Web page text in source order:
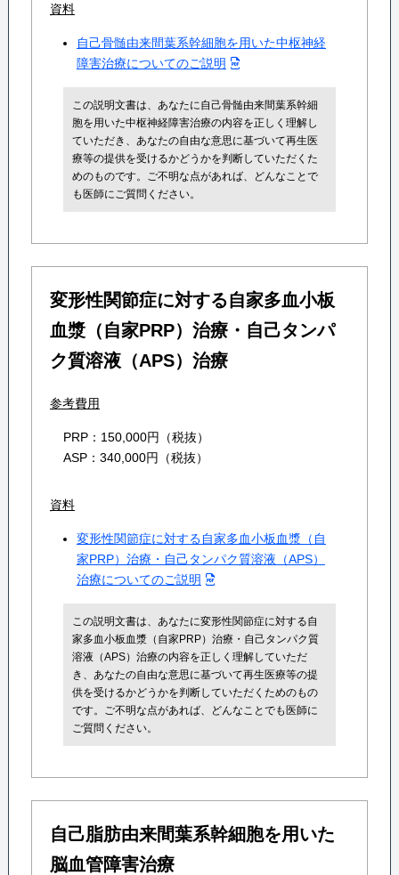
資料
自己骨髄由来間葉系幹細胞を用いた中枢神経
障害治療についてのご説明
この説明文書は、あなたに自己骨髄由来間葉系幹細
胞を用いた中枢神経障害治療の内容を正しく理解し
ていただき、あなたの自由な意思に基づいて再生医
療等の提供を受けるかどうかを判断していただくた
めのものです。ご不明な点があれば、どんなことで
も医師にご質問ください。
変形性関節症に対する自家多血小板
血漿（自家PRP）治療・自己タンパ
ク質溶液（APS）治療
参考費用
PRP：150,000円（税抜）
ASP：340,000円（税抜）
資料
変形性関節症に対する自家多血小板血漿（自
家PRP）治療・自己タンパク質溶液（APS）
治療についてのご説明
この説明文書は、あなたに変形性関節症に対する自
家多血小板血漿（自家PRP）治療・自己タンパク質
溶液（APS）治療の内容を正しく理解していただ
き、あなたの自由な意思に基づいて再生医療等の提
供を受けるかどうかを判断していただくためのもの
です。ご不明な点があれば、どんなことでも医師に
ご質問ください。
自己脂肪由来間葉系幹細胞を用いた
脳血管障害治療